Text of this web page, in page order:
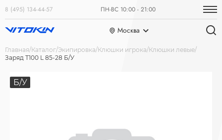
8 (495) 134-44-57 ПН-ВС 10:00 - 21:00
Москва
Главная Каталог Экипировка Клюшки игрока Клюшки левые
Заряд Т100 L 85-28 Б/У
Б/У